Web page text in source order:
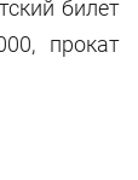
билет
прокат